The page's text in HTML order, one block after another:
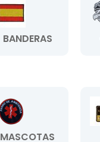
BANDERAS
MASCOTAS